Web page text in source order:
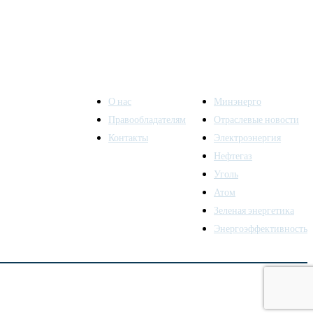
О нас
Правообладателям
Контакты
Минэнерго
Отраслевые новости
Электроэнергия
Нефтегаз
Уголь
Атом
Зеленая энергетика
Энергоэффективность